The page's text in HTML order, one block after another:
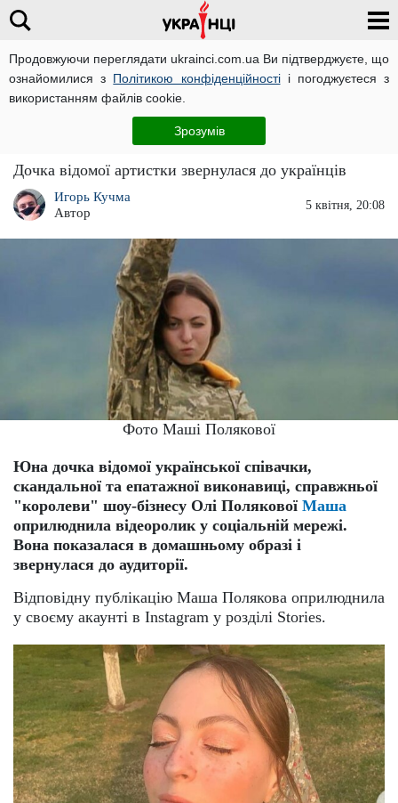
Продовжуючи переглядати ukrainci.com.ua Ви підтверджуєте, що
ознайомилися з Політикою конфіденційностіі погоджуєтеся з
використанням файлів cookie.
Зрозумів
"Рідкісна ситуація": у дочки Олі Полякової
Дочка відомої артистки звернулася до українців
Игорь Кучма
Автор
5 квітня, 20:08
Фото Маші Полякової
Юна дочка відомої української співачки,
скандальної та епатажної виконавиці, справжньої
"королеви" шоу-бізнесу Олі Полякової Маша
оприлюднила відеоролик у соціальній мережі.
Вона показалася в домашньому образі і
звернулася до аудиторії.
Відповідну публікацію Маша Полякова оприлюднила
у своєму акаунті в Instagram у розділі Stories.